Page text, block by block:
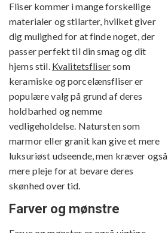
Fliser kommer i mange forskellige
materialer og stilarter, hvilket giver
dig mulighed for at finde noget, der
passer perfekt til din smag og dit
hjems stil. Kvalitetsflisersom
keramiske og porcelænsfliser er
populære valg på grund af deres
holdbarhed og nemme
vedligeholdelse. Natursten som
marmor eller granit kan give et mere
luksuriøst udseende, men kræver også
mere pleje for at bevare deres
skønhed over tid.
Farver og mønstre